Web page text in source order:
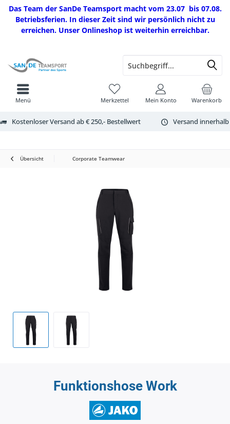
Das Team der SanDe Teamsport macht vom 23.07 bis 07.08.
Betriebsferien. In dieser Zeit sind wir persönlich nicht zu
erreichen. Unser Onlineshop ist weiterhin erreichbar.
Kostenloser Versand ab € 250,- Bestellwert Versand
Warenkorb
Merkzettel Mein Konto
Menü
Übersicht Corporate Teamwear
Funktionshose Work